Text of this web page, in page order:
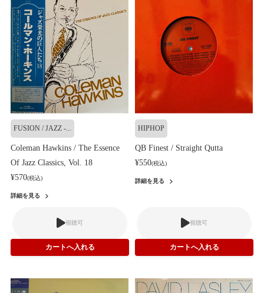
FUSION / JAZZ -...
Coleman Hawkins / The Essence
Of Jazz Classics, Vol. 18
¥570(税込)
詳細を見る
視聴可
HIPHOP
QB Finest / Straight Qutta
¥550(税込)
詳細を見る
視聴可